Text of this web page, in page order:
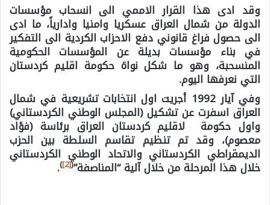
وقد ادى هذا القرار اﻻممي الى انسحاب مؤسسات
الدولة من شمال العراق عسكريا وامنيا وادارياً، ما ادى
الى حصول فراغ قانوني دفع الاحزاب الكردية الى التفكير
في بناء مؤسسات بديلة عن المؤسسات الحكومية
المنسحبة، وهو ما شكل نواة حكومة اقليم كردستان
التي نعرفها اليوم.
وفي آيار 1992 أجريت اول انتخابات تشريعية في شمال
العراق اسفرت عن تشكيل (المجلس الوطني الكردستاني)
واول حكومة لاقليم كردستان العراق برئاسة (فؤاد
معصوم)، وقد تم تنظيم تقاسم السلطة بين الحزب
الديمقراطي الكردستاني والاتحاد الوطني الكردستاني
خلال هذا المرحلة من خلال آلية “المناصفة”(
[2]
)
.